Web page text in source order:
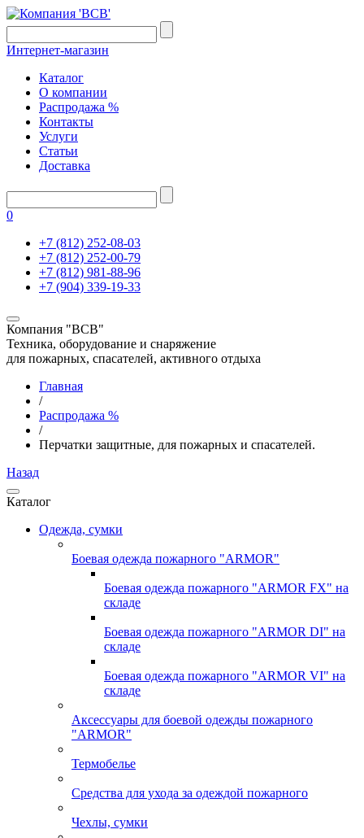
Интернет-магазин
Каталог
О компании
Распродажа %
Контакты
Услуги
Статьи
Доставка
0
+7 (812) 252-08-03
+7 (812) 252-00-79
+7 (812) 981-88-96
+7 (904) 339-19-33
Компания "ВСВ"
Техника, оборудование и снаряжение
для пожарных, спасателей, активного отдыха
Главная
/
Распродажа %
/
Перчатки защитные, для пожарных и спасателей.
Назад
Каталог
Одежда, сумки
Боевая одежда пожарного "ARMOR"
Боевая одежда пожарного "ARMOR FX" на
складе
Боевая одежда пожарного "ARMOR DI" на
складе
Боевая одежда пожарного "ARMOR VI" на
складе
Аксессуары для боевой одежды пожарного
"ARMOR"
Термобелье
Средства для ухода за одеждой пожарного
Чехлы, сумки